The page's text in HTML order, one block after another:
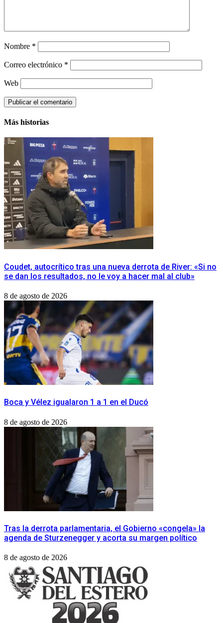
Nombre *
Correo electrónico *
Web
Más historias
Coudet, autocrítico tras una nueva derrota de River: «Si no
se dan los resultados, no le voy a hacer mal al club»
8 de agosto de 2026
Boca y Vélez igualaron 1 a 1 en el Ducó
8 de agosto de 2026
Tras la derrota parlamentaria, el Gobierno «congela» la
agenda de Sturzenegger y acorta su margen político
8 de agosto de 2026